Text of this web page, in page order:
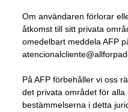
Om användaren förlorar
åtkomst till sitt privata
omedelbart meddela AFP
På AFP förbehåller vi oss
det privata området för alla
bestämmelserna i detta